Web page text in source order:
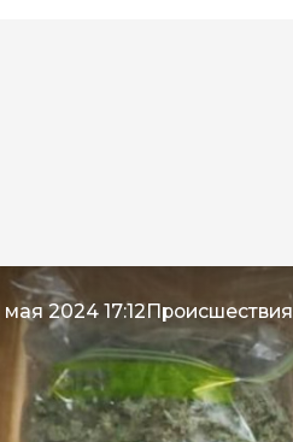
мая 2024 17:12Происшествия